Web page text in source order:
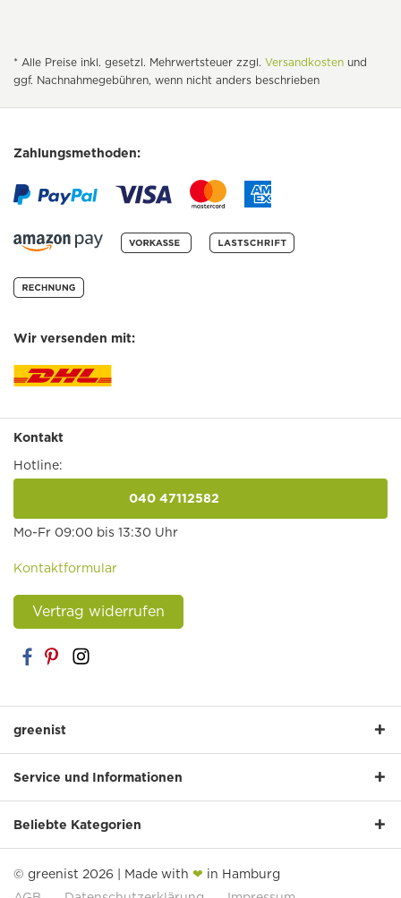
* Alle Preise inkl. gesetzl. Mehrwertsteuer zzgl. Versandkosten und
ggf. Nachnahmegebühren, wenn nicht anders beschrieben
Zahlungsmethoden:
Wir versenden mit:
Kontakt
Hotline:
040 47112582
Mo-Fr 09:00 bis 13:30 Uhr
Kontaktformular
Vertrag widerrufen
greenist
Service und Informationen
Beliebte Kategorien
© greenist 2026 | Made with ❤ in Hamburg